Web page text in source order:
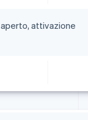
attivazione